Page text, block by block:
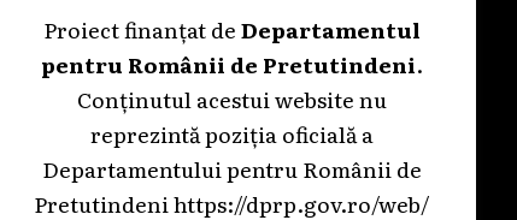
Proiect finanțat deDepartamentul
pentru Românii de Pretutindeni.
Conținutul acestui website nu
reprezintă poziția oficială a
Departamentului pentru Românii de
Pretutindenihttps://dprp.gov.ro/web/